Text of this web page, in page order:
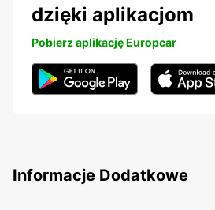
dzięki aplikacjom
Pobierz aplikację Europcar
Informacje Dodatkowe